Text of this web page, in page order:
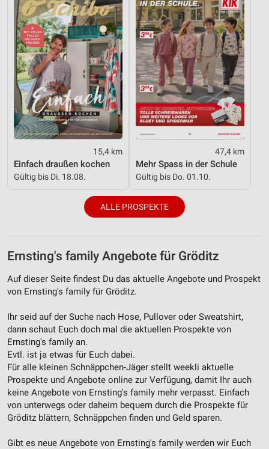
15,4 km
Einfach draußen kochen
Gültig bis Di. 18.08.
47,4 km
Mehr Spass in der Schule
Gültig bis Do. 01.10.
ALLE PROSPEKTE
Ernsting's family Angebote für Gröditz
Auf dieser Seite findest Du das aktuelle Angebote und Prospekt
von Ernsting's family für Gröditz.
Ihr seid auf der Suche nach Hose, Pullover oder Sweatshirt,
dann schaut Euch doch mal die aktuellen Prospekte von
Ernsting's family an.
Evtl. ist ja etwas für Euch dabei.
Für alle kleinen Schnäppchen-Jäger stellt weekli aktuelle
Prospekte und Angebote online zur Verfügung, damit Ihr auch
keine Angebote von Ernsting's family mehr verpasst. Einfach
von unterwegs oder daheim bequem durch die Prospekte für
Gröditz blättern, Schnäppchen finden und Geld sparen.
Gibt es neue Angebote von Ernsting's family werden wir Euch
Verwendung reduzierter Daten zur Auswahl von
Inhalten
IAB-Besonderheiten:
Verwendung genauer Standortdaten
Geräte anhand von aktiv angeforderten
Informationen identifizieren
Nicht-IAB-Verarbeitungszwecke:
Notwendig
Funktional